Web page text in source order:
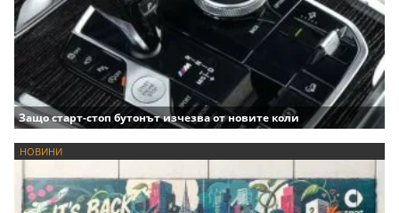
Защо старт-стоп бутонът изчезва от новите коли
НОВИНИ